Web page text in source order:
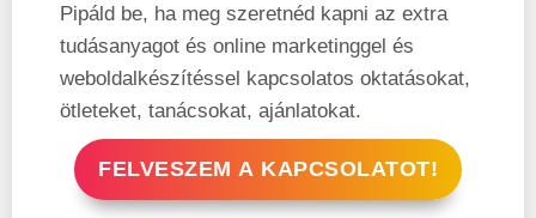
Pipáld be, ha meg szeretnéd kapni az extra
tudásanyagot és online marketinggel és
weboldalkészítéssel kapcsolatos oktatásokat,
ötleteket, tanácsokat, ajánlatokat.
FELVESZEM A KAPCSOLATOT!